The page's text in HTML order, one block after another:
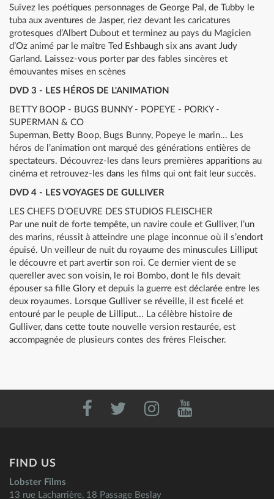
Suivez les poétiques personnages de George Pal, de Tubby le
tuba aux aventures de Jasper, riez devant les caricatures
grotesques d’Albert Dubout et terminez au pays du Magicien
d’Oz animé par le maître Ted Eshbaugh six ans avant Judy
Garland. Laissez-vous porter par des fables sincères et
émouvantes mises en scènes
DVD 3 - LES HÉROS DE L'ANIMATION
BETTY BOOP - BUGS BUNNY - POPEYE - PORKY -
SUPERMAN & CO
Superman, Betty Boop, Bugs Bunny, Popeye le marin... Les
héros de l’animation ont marqué des générations entières de
spectateurs. Découvrez-les dans leurs premières apparitions au
cinéma et retrouvez-les dans les films qui ont fait leur succès.
DVD 4 - LES VOYAGES DE GULLIVER
LES CHEFS D’OEUVRE DES STUDIOS FLEISCHER
Par une nuit de forte tempête, un navire coule et Gulliver, l’un
des marins, réussit à atteindre une plage inconnue où il s’endort
épuisé. Un veilleur de nuit du royaume des minuscules Lilliput
le découvre et part avertir son roi. Ce dernier vient de se
quereller avec son voisin, le roi Bombo, dont le fils devait
épouser sa fille Glory et depuis la guerre est déclarée entre les
deux royaumes. Lorsque Gulliver se réveille, il est ficelé et
entouré par le peuple de Lilliput... La célèbre histoire de
Gulliver, dans cette toute nouvelle version restaurée, est
accompagnée de plusieurs contes des frères Fleischer.
FIND US
Lobster Films
13 rue Lacharrière, 18 Passage Beslay